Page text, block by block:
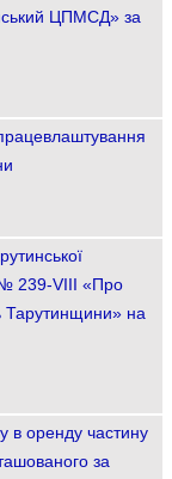
ЦПМСД» за
239-VIII «Про
Тарутинщини» на
в оренду частину
за